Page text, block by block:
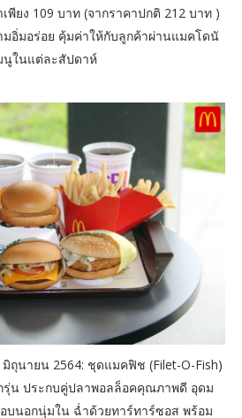
พียง 109 บาท (จากราคาปกติ 212 บาท )
อิ่มอร่อย คุ้มค่าให้กับลูกค้าผ่านแมคโดนั
นูในแต่ละสัปดาห์
ถุนายน 2564: ชุดแมคฟิช (Filet-O-Fish)
รุ่น ประกบคู่ปลาพอลล็อคคุณภาพดี อุดม
บนอกนุ่มใน ฉ่ำด้วยทาร์ทาร์ซอส พร้อม